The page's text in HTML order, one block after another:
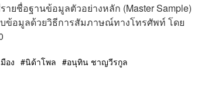
ยชื่อฐานข้อมูลตัวอย่างหลัก (Master Sample)
บข้อมูลด้วยวิธีการสัมภาษณ์ทางโทรศัพท์ โดย
อง นิด้าโพล
อนุทิน ชาญวีรกูล